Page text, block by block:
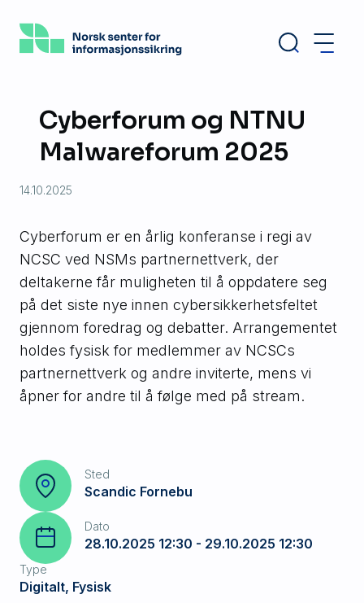
hovedinnhold
Cyberforum og NTNU
Malwareforum 2025
14.10.2025
Cyberforum er en årlig konferanse i regi av
NCSC ved NSMs partnernettverk, der
deltakerne får muligheten til å oppdatere seg
på det siste nye innen cybersikkerhetsfeltet
gjennom foredrag og debatter. Arrangementet
holdes fysisk for medlemmer av NCSCs
partnernettverk og andre inviterte, mens vi
åpner for andre til å følge med på stream.
Sted
Scandic Fornebu
Dato
28.10.2025 12:30 - 29.10.2025 12:30
Type
Digitalt, Fysisk